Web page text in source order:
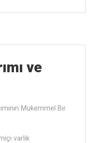
ve
Mükemmel Bir
varlık